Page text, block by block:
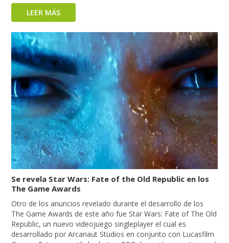
LEER MÁS
Se revela Star Wars: Fate of the Old Republic en los
The Game Awards
Otro de los anuncios revelado durante el desarrollo de los
The Game Awards de este año fue Star Wars: Fate of The Old
Republic, un nuevo videojuego singleplayer el cual es
desarrollado por Arcanaut Studios en conjunto con Lucasfilm